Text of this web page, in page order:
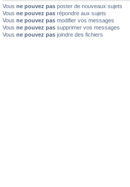
Vous ne pouvez pas poster de nouveaux sujets
Vous ne pouvez pas répondre aux sujets
Vous ne pouvez pas modifier vos messages
Vous ne pouvez pas supprimer vos messages
Vous ne pouvez pas joindre des fichiers